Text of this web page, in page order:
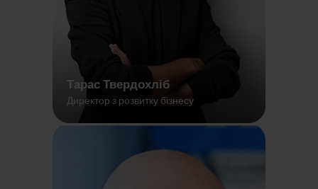
Тарас Твердохліб
Директор з розвитку бізнесу